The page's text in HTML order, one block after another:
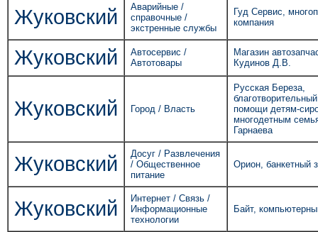
Жуковский
Аварийные /
справочные /
экстренные службы
Гуд Сервис,
компания
Жуковский
Автосервис /
Автотовары
Магазин
Кудинов Д.В.
Жуковский Город / Власть
Русская Береза,
помощи детям-
многодетным
Гарнаева
Жуковский
Досуг / Развлечения
/ Общественное
питание
Орион, банкетный
Жуковский
Интернет / Связь /
Информационные
технологии
Байт,